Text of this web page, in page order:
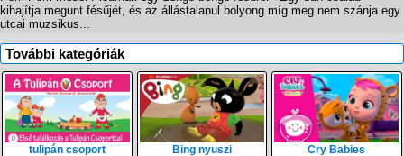
kihajítja megunt fésűjét, és az állástalanul bolyong míg meg nem szánja egy
utcai muzsikus...
További kategóriák
tulipán csoport Bing nyuszi Cry Babies